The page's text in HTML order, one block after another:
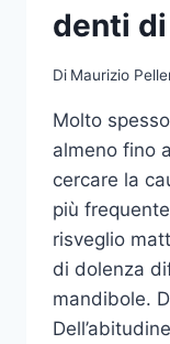
denti
Di Maurizio
Molto
almeno fino
cercare la
più
risveglio
di dolenza
mandibole.